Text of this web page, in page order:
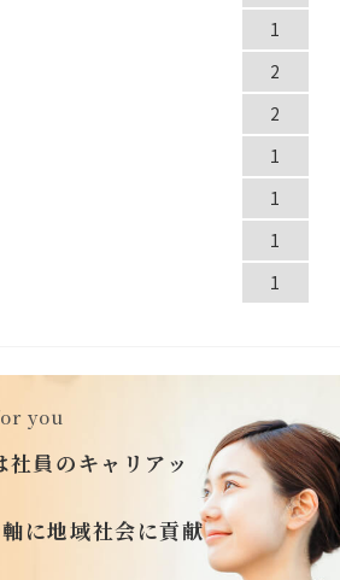
1
2
2
1
1
1
1
you
員のキャリアッ
地域社会に貢献